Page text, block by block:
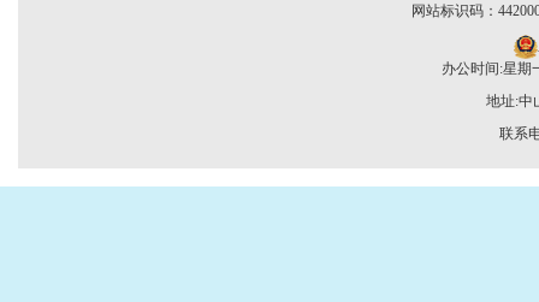
网站标识码：
办公时间:星期
地址:中
联系